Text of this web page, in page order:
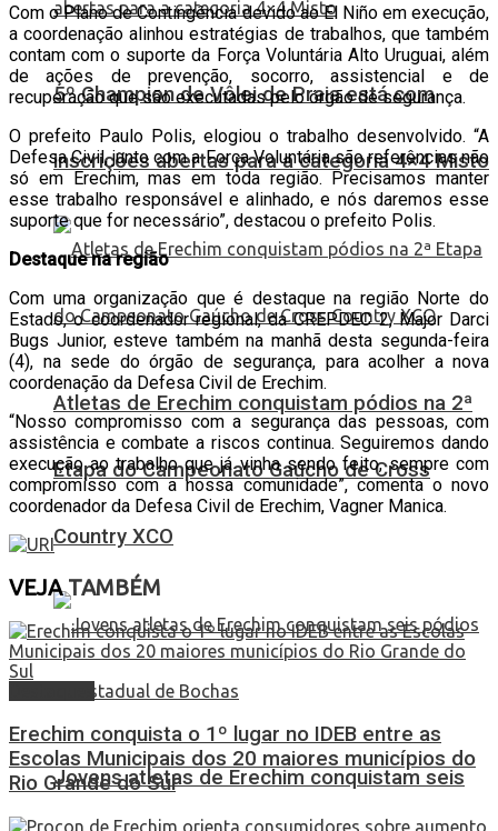
5º Champion de Vôlei de Praia está com
inscrições abertas para a categoria 4×4 Misto
Atletas de Erechim conquistam pódios na 2ª
Etapa do Campeonato Gaúcho de Cross
Country XCO
Jovens atletas de Erechim conquistam seis
Com o Plano de Contingência devido ao El Niño em execução,
a coordenação alinhou estratégias de trabalhos, que também
contam com o suporte da Força Voluntária Alto Uruguai, além
de ações de prevenção, socorro, assistencial e de
recuperação que são executadas pelo órgão de segurança.
O prefeito Paulo Polis, elogiou o trabalho desenvolvido. “A
Defesa Civil, junto com a Força Voluntária são referências não
só em Erechim, mas em toda região. Precisamos manter
esse trabalho responsável e alinhado, e nós daremos esse
suporte que for necessário”, destacou o prefeito Polis.
Destaque na região
Com uma organização que é destaque na região Norte do
Estado, o coordenador regional, da CREPDEC 2, Major Darci
Bugs Junior, esteve também na manhã desta segunda-feira
(4), na sede do órgão de segurança, para acolher a nova
coordenação da Defesa Civil de Erechim.
“Nosso compromisso com a segurança das pessoas, com
assistência e combate a riscos continua. Seguiremos dando
execução ao trabalho que já vinha sendo feito, sempre com
compromisso com a nossa comunidade”, comenta o novo
coordenador da Defesa Civil de Erechim, Vagner Manica.
VEJATAMBÉM
Erechim conquista o 1º lugar no IDEB entre as
Escolas Municipais dos 20 maiores municípios do
Rio Grande do Sul